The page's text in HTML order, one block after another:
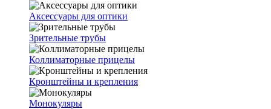
Аксессуары для оптики
Зрительные трубы
Коллиматорные прицелы
Кронштейны и крепления
Монокуляры